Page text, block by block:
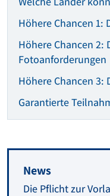
Höhere Chancen 1:
Höhere Chancen 2:
Fotoanforderungen
Höhere Chancen 3:
Garantierte
News
Die Pflicht zur